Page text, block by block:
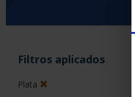
Filtros aplicados
Plata